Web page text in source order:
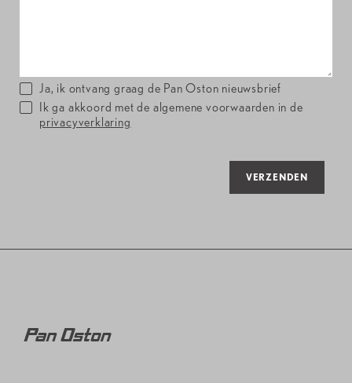
Ja, ik ontvang graag de Pan Oston nieuwsbrief
Ik ga akkoord met de algemene voorwaarden in de
privacyverklaring
VERZENDEN